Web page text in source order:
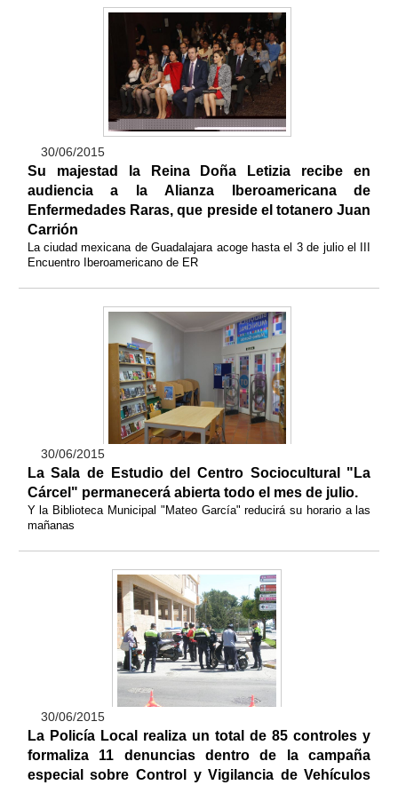
30/06/2015
Su majestad la Reina Doña Letizia recibe en
audiencia a la Alianza Iberoamericana de
Enfermedades Raras, que preside el totanero Juan
Carrión
La ciudad mexicana de Guadalajara acoge hasta el 3 de julio el III
Encuentro Iberoamericano de ER
30/06/2015
La Sala de Estudio del Centro Sociocultural "La
Cárcel" permanecerá abierta todo el mes de julio.
Y la Biblioteca Municipal "Mateo García" reducirá su horario a las
mañanas
30/06/2015
La Policía Local realiza un total de 85 controles y
formaliza 11 denuncias dentro de la campaña
especial sobre Control y Vigilancia de Vehículos